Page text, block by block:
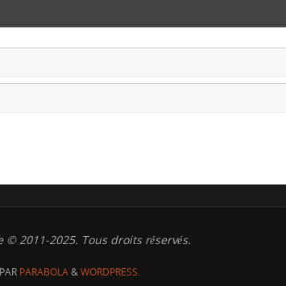
2011-2025. Tous droits réservés.
PARABOLA&WORDPRESS.